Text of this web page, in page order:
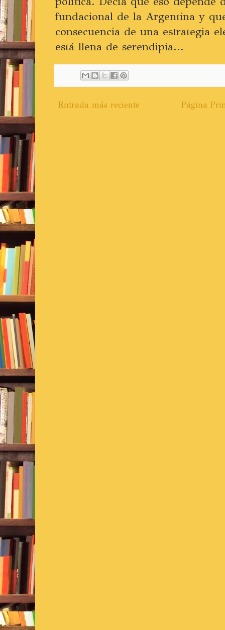
fundacional de la Argentina y
consecuencia de una estrategia
está llena de serendipia...
Entrada más reciente Página